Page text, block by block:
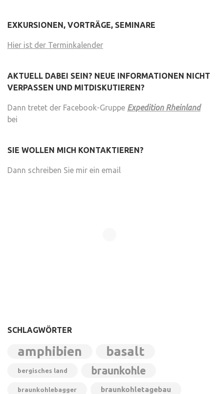
EXKURSIONEN, VORTRÄGE, SEMINARE
Hier ist der Terminkalender
AKTUELL DABEI SEIN? NEUE INFORMATIONEN NICHT
VERPASSEN UND MITDISKUTIEREN?
Dann tretet der Facebook-Gruppe Expedition Rheinland
bei
SIE WOLLEN MICH KONTAKTIEREN?
Dann schreiben Sie mir ein email
SCHLAGWÖRTER
amphibien basalt
bergisches land braunkohle
braunkohlebagger braunkohletagebau